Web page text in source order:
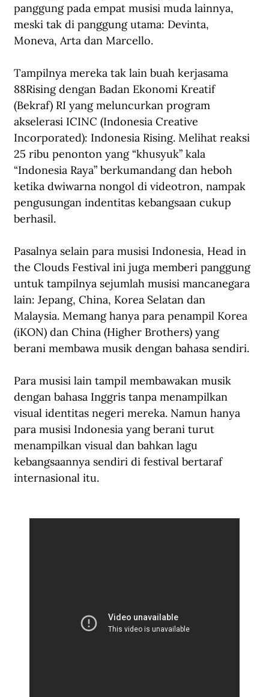
panggung pada empat musisi muda lainnya,
meski tak di panggung utama: Devinta,
Moneva, Arta dan Marcello.
Tampilnya mereka tak lain buah kerjasama
88Rising dengan Badan Ekonomi Kreatif
(Bekraf) RI yang meluncurkan program
akselerasi ICINC (Indonesia Creative
Incorporated): Indonesia Rising. Melihat reaksi
25 ribu penonton yang “khusyuk” kala
“Indonesia Raya” berkumandang dan heboh
ketika dwiwarna nongol di videotron, nampak
pengusungan indentitas kebangsaan cukup
berhasil.
Pasalnya selain para musisi Indonesia, Head in
the Clouds Festival ini juga memberi panggung
untuk tampilnya sejumlah musisi mancanegara
lain: Jepang, China, Korea Selatan dan
Malaysia. Memang hanya para penampil Korea
(iKON) dan China (Higher Brothers) yang
berani membawa musik dengan bahasa sendiri.
Para musisi lain tampil membawakan musik
dengan bahasa Inggris tanpa menampilkan
visual identitas negeri mereka. Namun hanya
para musisi Indonesia yang berani turut
menampilkan visual dan bahkan lagu
kebangsaannya sendiri di festival bertaraf
internasional itu.